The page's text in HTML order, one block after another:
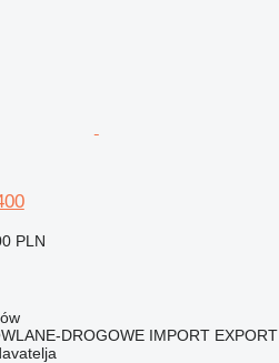
PLN
DROGOWE IMPORT EXPORT